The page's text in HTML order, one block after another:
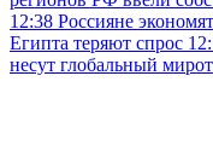
12:38 Россияне
Египта теряют спрос
несут глобальный